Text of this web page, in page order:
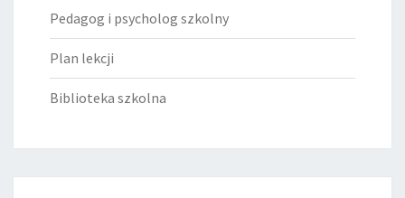
Pedagog i psycholog szkolny
Plan lekcji
Biblioteka szkolna